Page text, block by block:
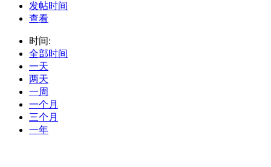
发帖时间
查看
时间:
全部时间
一天
两天
一周
一个月
三个月
一年